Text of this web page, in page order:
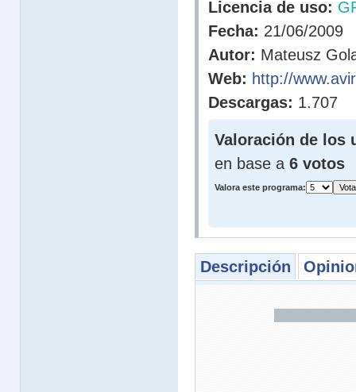
Licencia de uso:
Fecha: 21/06/2009
Autor: Mateusz
Web: http://
Descargas: 1.707
Valoración de los
en base a 6 votos
Valora este programa:
Descripción